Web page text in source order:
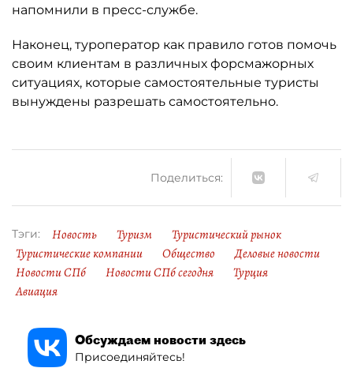
напомнили в пресс-службе.
Наконец, туроператор как правило готов помочь
своим клиентам в различных форсмажорных
ситуациях, которые самостоятельные туристы
вынуждены разрешать самостоятельно.
Поделиться:
Тэги: Новость Туризм
Туристический рынок
Туристические компании
Общество
Деловые новости
Новости СПб
Новости СПб сегодня
Турция
Авиация
Обсуждаем новости здесь
Присоединяйтесь!